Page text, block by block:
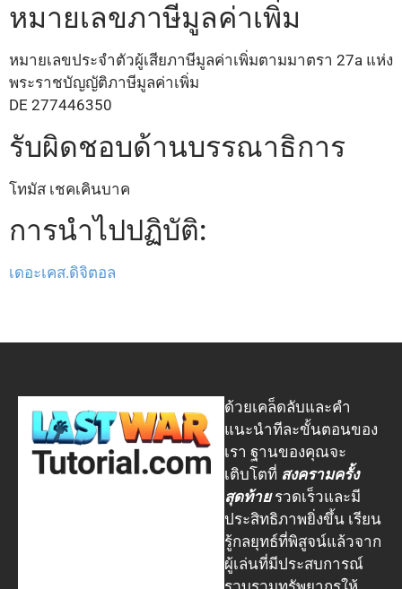
หมายเลขภาษีมูลค่าเพิ่ม
หมายเลขประจำตัวผู้เสียภาษีมูลค่าเพิ่มตามมาตรา 27a แห่ง
พระราชบัญญัติภาษีมูลค่าเพิ่ม
DE 277446350
รับผิดชอบด้านบรรณาธิการ
โทมัส เชคเคินบาค
การนำไปปฏิบัติ:
เดอะเคส.ดิจิตอล
ด้วยเคล็ดลับและคำ
แนะนำทีละขั้นตอนของ
เรา ฐานของคุณจะ
เติบโตที่ สงครามครั้ง
สุดท้ายรวดเร็วและมี
ประสิทธิภาพยิ่งขึ้น เรียน
รู้กลยุทธ์ที่พิสูจน์แล้วจาก
ผู้เล่นที่มีประสบการณ์
Turkish
Polish
Japanese
Portuguese (Brazil)
Portuguese (Portugal)
Malay